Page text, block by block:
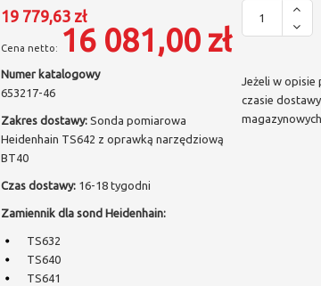
19 779,63 zł
16 081,00 zł
Numer katalogowy
653217-46
Zakres dostawy:Sonda pomiarowa
Heidenhain TS642 z oprawką narzędziową
BT40
Czas dostawy:16-18 tygodni
Zamiennik dla sond Heidenhain:
TS632
TS640
TS641
Jeżeli w opisie
czasie